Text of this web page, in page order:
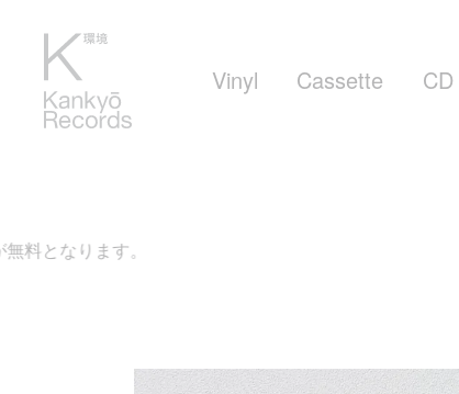
Vinyl Cassette CD
。